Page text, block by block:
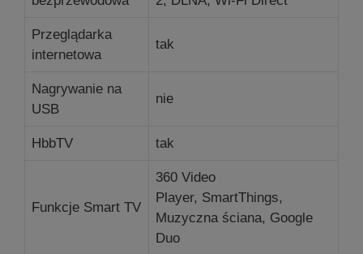
Przeglądarka
internetowa
tak
Nagrywanie na
USB
nie
HbbTV tak
Funkcje Smart TV
360 Video
Player, SmartThings,
Muzyczna ściana, Google
Duo